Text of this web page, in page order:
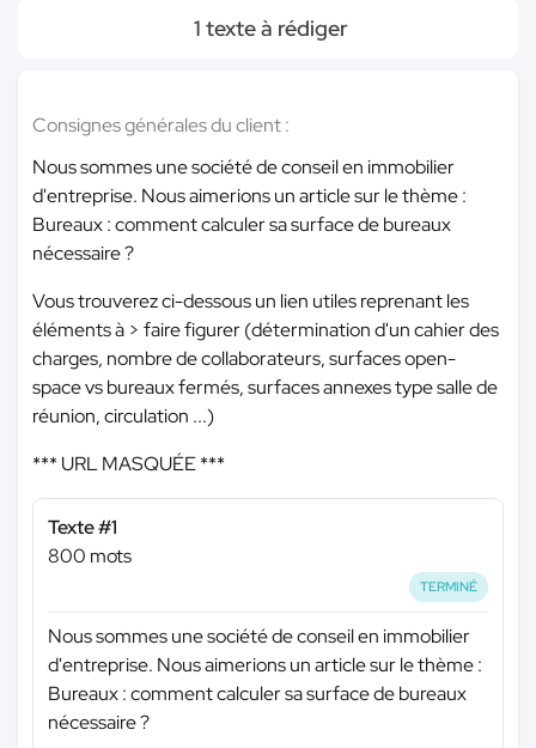
1 texte à rédiger
Consignes générales du client :
Nous sommes une société de conseil en immobilier
d'entreprise. Nous aimerions un article sur le thème :
Bureaux : comment calculer sa surface de bureaux
nécessaire ?
Vous trouverez ci-dessous un lien utiles reprenant les
éléments à > faire figurer (détermination d'un cahier des
charges, nombre de collaborateurs, surfaces open-
space vs bureaux fermés, surfaces annexes type salle de
réunion, circulation ...)
*** URL MASQUÉE ***
Texte #1
800 mots
TERMINÉ
Nous sommes une société de conseil en immobilier
d'entreprise. Nous aimerions un article sur le thème :
Bureaux : comment calculer sa surface de bureaux
nécessaire ?